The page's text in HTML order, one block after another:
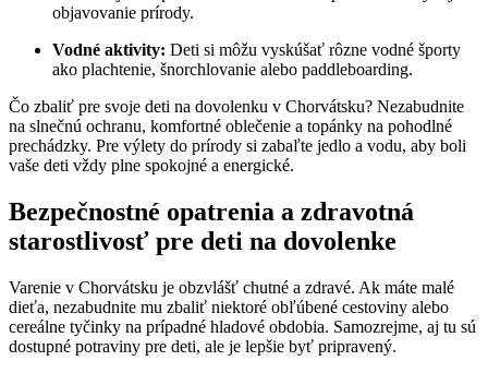
objavovanie prírody.
Vodné aktivity: Deti si môžu vyskúšať rôzne vodné športy
ako plachtenie, šnorchlovanie alebo paddleboarding.
Čo zbaliť pre svoje deti na dovolenku v Chorvátsku? Nezabudnite
na slnečnú ochranu, komfortné oblečenie a topánky na pohodlné
prechádzky. Pre výlety do prírody si zabaľte jedlo a vodu, aby boli
vaše deti vždy plne spokojné a energické.
Bezpečnostné opatrenia a zdravotná
starostlivosť pre deti na dovolenke
Varenie v Chorvátsku je obzvlášť chutné a zdravé. Ak máte malé
dieťa, nezabudnite mu zbaliť niektoré obľúbené cestoviny alebo
cereálne tyčinky na prípadné hladové obdobia. Samozrejme, aj tu sú
dostupné potraviny pre deti, ale je lepšie byť pripravený.